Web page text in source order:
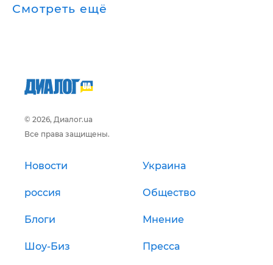
Смотреть ещё
© 2026, Диалог.ua
Все права защищены.
Новости Украина
россия Общество
Блоги Мнение
Шоу-Биз Пресса